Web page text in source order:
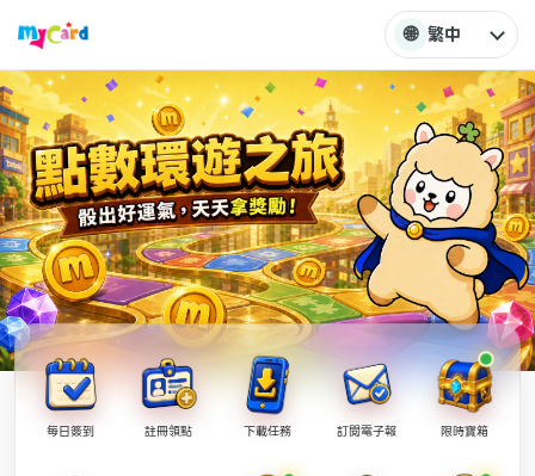
🌐 繁中
每日簽到 註冊領點 下載任務 訂閱電子報 限時寶箱